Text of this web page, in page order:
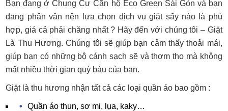
Bạn đang ở Chung Cư Căn hộ Eco Green Sài Gòn và bạn
đang phân vân nên lựa chọn dịch vụ giặt sấy nào là phù
hợp, giá cả phải chăng nhất ? Hãy đến với chúng tôi – Giặt
Là Thu Hương. Chúng tôi sẽ giúp bạn cảm thấy thoải mái,
giúp bạn có những bộ cánh sạch sẽ và thơm tho mà không
mất nhiều thời gian quý báu của bạn.
Giặt là thu hương nhận tất cả các loại quần áo bao gồm :
Quần áo thun, sơ mi, lụa, kaky…